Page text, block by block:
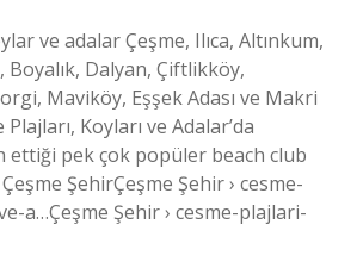
ve adalar Çeşme, Ilıca, Altınkum,
Boyalık, Dalyan, Çiftlikköy,
Maviköy, Eşşek Adası ve Makri
Plajları, Koyları ve Adalar’da
ettiği pek çok popüler beach club
ŞehirÇeşme Şehir › cesme-
a…Çeşme Şehir › cesme-plajlari-